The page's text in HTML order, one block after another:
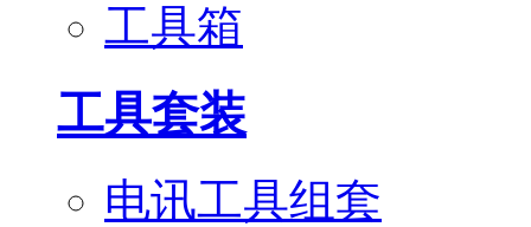
工具箱
工具套装
电讯工具组套